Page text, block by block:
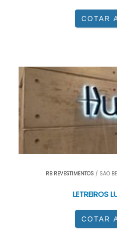
COTAR
RB REVESTIMENTOS / SÃO
LETREIROS
COTAR